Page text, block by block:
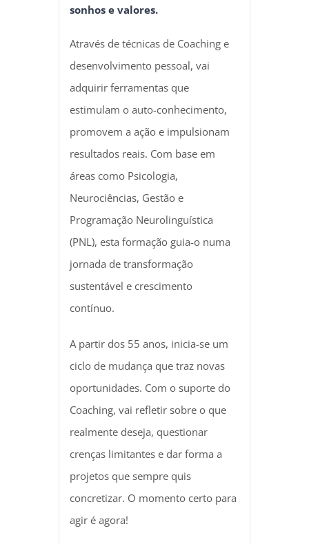
sonhos e valores.
Através de técnicas de Coaching e
desenvolvimento pessoal, vai
adquirir ferramentas que
estimulam o auto-conhecimento,
promovem a ação e impulsionam
resultados reais. Com base em
áreas como Psicologia,
Neurociências, Gestão e
Programação Neurolinguística
(PNL), esta formação guia-o numa
jornada de transformação
sustentável e crescimento
contínuo.
A partir dos 55 anos, inicia-se um
ciclo de mudança que traz novas
oportunidades. Com o suporte do
Coaching, vai refletir sobre o que
realmente deseja, questionar
crenças limitantes e dar forma a
projetos que sempre quis
concretizar. O momento certo para
agir é agora!